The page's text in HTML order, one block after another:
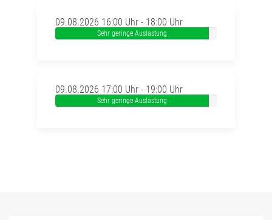
09.08.2026 16:00 Uhr - 18:00 Uhr
Sehr geringe Auslastung
09.08.2026 17:00 Uhr - 19:00 Uhr
Sehr geringe Auslastung